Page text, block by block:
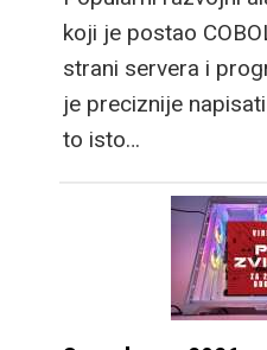
koji je postao
strani servera i
je preciznije
to isto…